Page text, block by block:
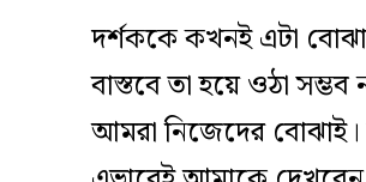
দর্শককে কখনই এটা
বাস্তবে তা হয়ে ওঠা সম্ভব
আমরা নিজেদের